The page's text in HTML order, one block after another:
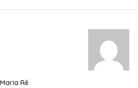
Maria Rê